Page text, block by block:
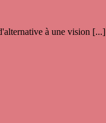
à une vision [...]